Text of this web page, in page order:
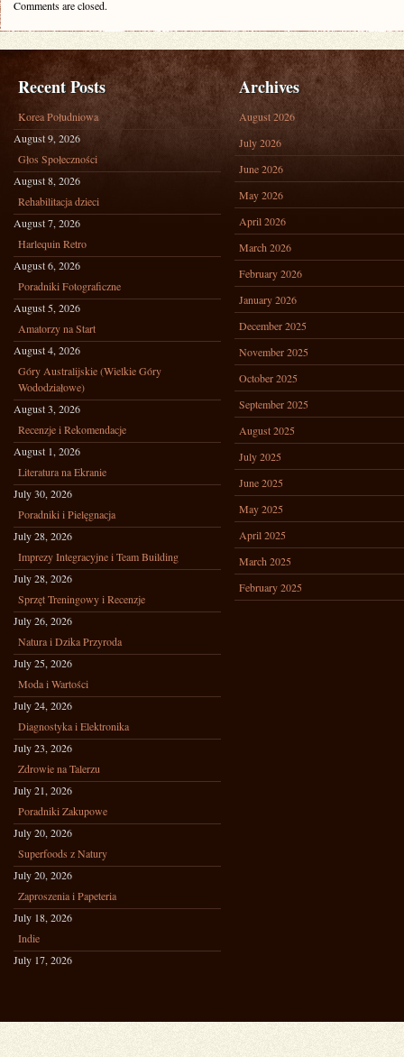
Comments are closed.
Recent Posts
Korea Południowa
August 9, 2026
Głos Społeczności
August 8, 2026
Rehabilitacja dzieci
August 7, 2026
Harlequin Retro
August 6, 2026
Poradniki Fotograficzne
August 5, 2026
Amatorzy na Start
August 4, 2026
Góry Australijskie (Wielkie Góry
Wododziałowe)
August 3, 2026
Recenzje i Rekomendacje
August 1, 2026
Literatura na Ekranie
July 30, 2026
Poradniki i Pielęgnacja
July 28, 2026
Imprezy Integracyjne i Team Building
July 28, 2026
Sprzęt Treningowy i Recenzje
July 26, 2026
Natura i Dzika Przyroda
July 25, 2026
Moda i Wartości
July 24, 2026
Diagnostyka i Elektronika
July 23, 2026
Zdrowie na Talerzu
July 21, 2026
Poradniki Zakupowe
July 20, 2026
Superfoods z Natury
July 20, 2026
Zaproszenia i Papeteria
July 18, 2026
Indie
July 17, 2026
Archives
August 2026
July 2026
June 2026
May 2026
April 2026
March 2026
February 2026
January 2026
December 2025
November 2025
October 2025
September 2025
August 2025
July 2025
June 2025
May 2025
April 2025
March 2025
February 2025